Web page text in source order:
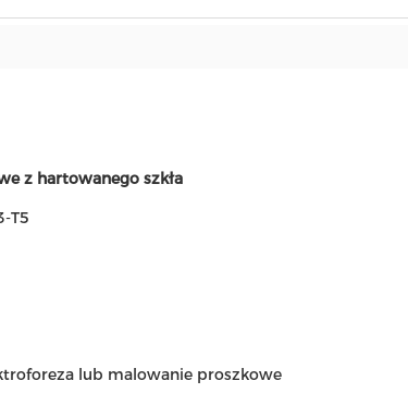
z hartowanego szkła
T5
lub malowanie proszkowe